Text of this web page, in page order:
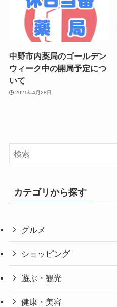
中野市内薬局のゴールデン
ウィーク中の開局予定につ
いて
2021年4月28日
カテゴリから探す
グルメ
ショッピング
遊ぶ・観光
健康・美容